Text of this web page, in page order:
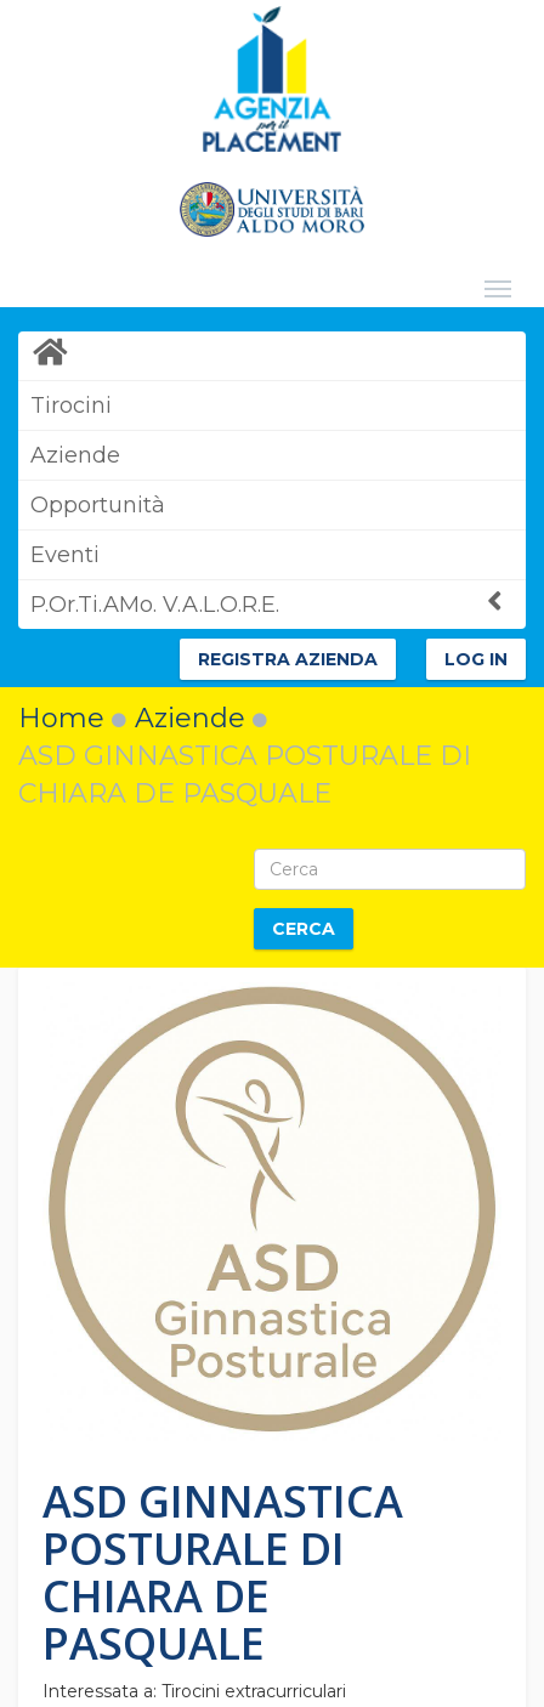
Tirocini
Aziende
Opportunità
Eventi
P.Or.Ti.AMo. V.A.L.O.R.E.
REGISTRA AZIENDA LOG IN
Home
Aziende
ASD GINNASTICA POSTURALE DI
CHIARA DE PASQUALE
CERCA
ASD GINNASTICA
POSTURALE DI
CHIARA DE
PASQUALE
Interessata a: Tirocini extracurriculari